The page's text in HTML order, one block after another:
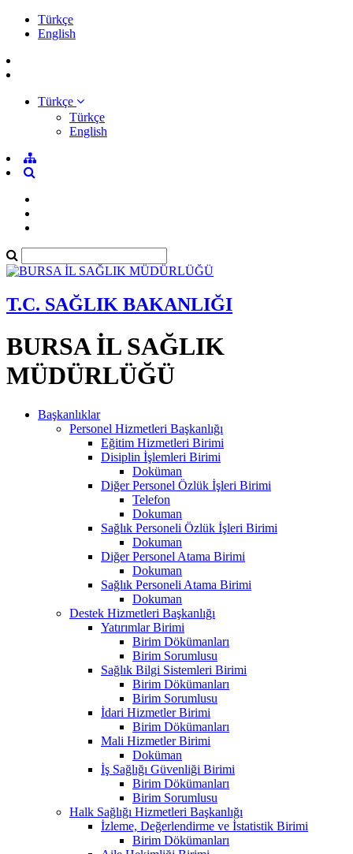
Türkçe
English
Türkçe
Türkçe
English
T.C. SAĞLIK BAKANLIĞI
BURSA İL SAĞLIK
MÜDÜRLÜĞÜ
Başkanlıklar
Personel Hizmetleri Başkanlığı
Eğitim Hizmetleri Birimi
Disiplin İşlemleri Birimi
Doküman
Diğer Personel Özlük İşleri Birimi
Telefon
Dokuman
Sağlık Personeli Özlük İşleri Birimi
Dokuman
Diğer Personel Atama Birimi
Dokuman
Sağlık Personeli Atama Birimi
Dokuman
Destek Hizmetleri Başkanlığı
Yatırımlar Birimi
Birim Dökümanları
Birim Sorumlusu
Sağlık Bilgi Sistemleri Birimi
Birim Dökümanları
Birim Sorumlusu
İdari Hizmetler Birimi
Birim Dökümanları
Mali Hizmetler Birimi
Doküman
İş Sağlığı Güvenliği Birimi
Birim Dökümanları
Birim Sorumlusu
Halk Sağlığı Hizmetleri Başkanlığı
İzleme, Değerlendirme ve İstatistik Birimi
Birim Dökümanları